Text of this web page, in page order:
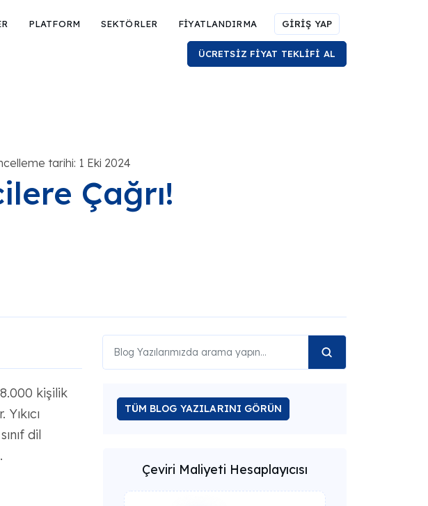
PLATFORM SEKTÖRLER FİYATLANDIRMA GİRİŞ YAP
ÜCRETSİZ FİYAT TEKLİFİ AL
tarihi: 1 Eki 2024
Çağrı!
kişilik
dil
TÜM BLOG YAZILARINI GÖRÜN
Çeviri Maliyeti Hesaplayıcısı